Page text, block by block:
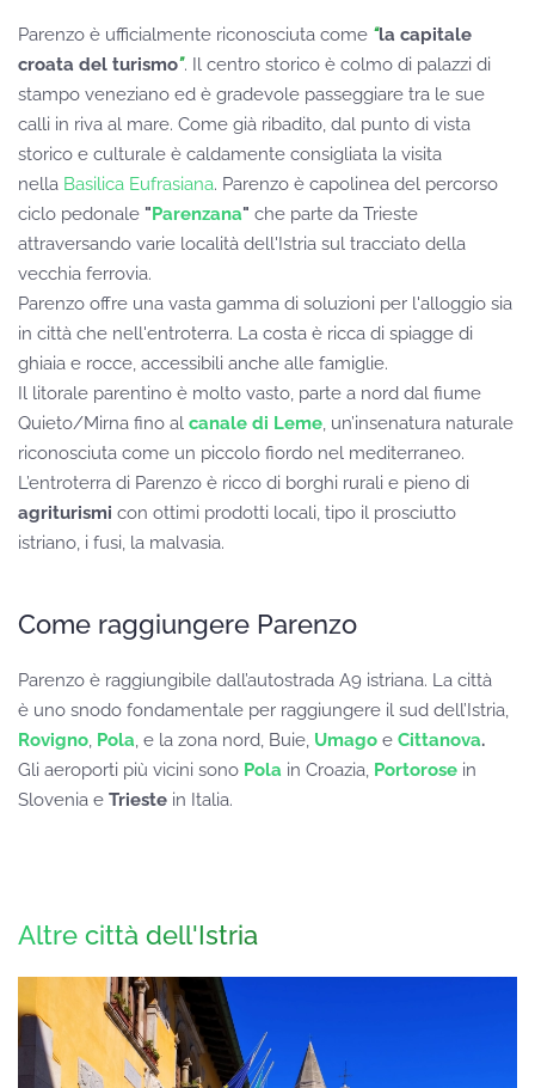
Parenzo è ufficialmente riconosciuta come “la capitale
croata del turismo”. Il centro storico è colmo di palazzi di
stampo veneziano ed è gradevole passeggiare tra le sue
calli in riva al mare. Come già ribadito, dal punto di vista
storico e culturale è caldamente consigliata la visita
nella Basilica Eufrasiana. Parenzo è capolinea del percorso
ciclo pedonale "Parenzana" che parte da Trieste
attraversando varie località dell'Istria sul tracciato della
vecchia ferrovia.
Parenzo offre una vasta gamma di soluzioni per l'alloggio sia
in città che nell'entroterra. La costa è ricca di spiagge di
ghiaia e rocce, accessibili anche alle famiglie.
Il litorale parentino è molto vasto, parte a nord dal fiume
Quieto/Mirna fino al canale di Leme, un’insenatura naturale
riconosciuta come un piccolo fiordo nel mediterraneo.
L’entroterra di Parenzo è ricco di borghi rurali e pieno di
agriturismi con ottimi prodotti locali, tipo il prosciutto
istriano, i fusi, la malvasia.
Come raggiungere Parenzo
Parenzo è raggiungibile dall’autostrada A9 istriana. La città
è uno snodo fondamentale per raggiungere il sud dell’Istria,
Rovigno, Pola, e la zona nord, Buie, Umago e Cittanova.
Gli aeroporti più vicini sono Pola in Croazia, Portorose in
Slovenia e Trieste in Italia.
Altre città dell'Istria